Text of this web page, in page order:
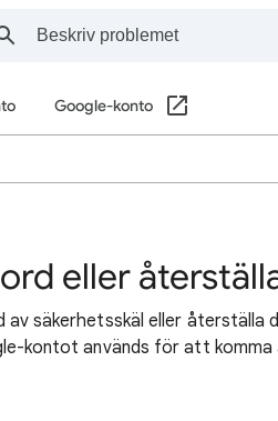
Google-konto
eller
av säkerhetsskäl eller
kontot används för att komma